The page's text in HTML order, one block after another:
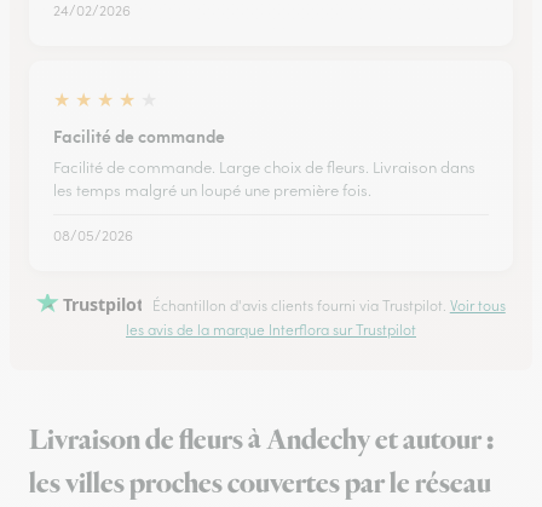
24/02/2026
★ ★ ★ ★
Facilité de commande
Facilité de commande. Large choix de fleurs. Livraison dans
les temps malgré un loupé une première fois.
08/05/2026
Trustpilot Échantillon d'avis clients fourni via Trustpilot. Voir tous
les avis de la marque Interflora sur Trustpilot
Livraison de fleurs à Andechy et autour :
les villes proches couvertes par le réseau